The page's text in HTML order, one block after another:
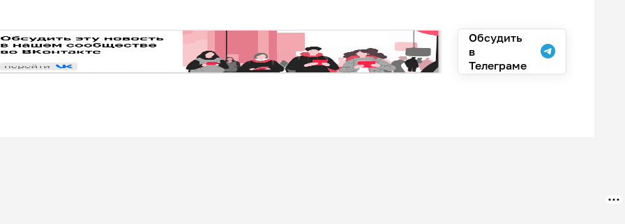
Обсудить
в
Телеграме